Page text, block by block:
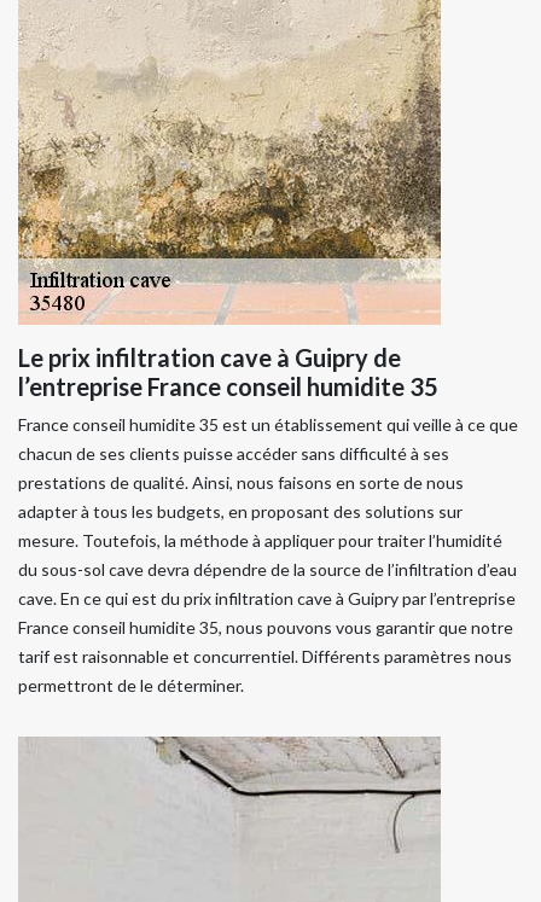
Le prix infiltration cave à Guipry de
l’entreprise France conseil humidite 35
France conseil humidite 35 est un établissement qui veille à ce que
chacun de ses clients puisse accéder sans difficulté à ses
prestations de qualité. Ainsi, nous faisons en sorte de nous
adapter à tous les budgets, en proposant des solutions sur
mesure. Toutefois, la méthode à appliquer pour traiter l’humidité
du sous-sol cave devra dépendre de la source de l’infiltration d’eau
cave. En ce qui est du prix infiltration cave à Guipry par l’entreprise
France conseil humidite 35, nous pouvons vous garantir que notre
tarif est raisonnable et concurrentiel. Différents paramètres nous
permettront de le déterminer.